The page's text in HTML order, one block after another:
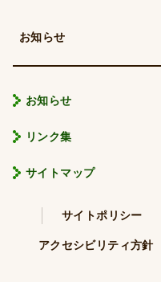
お知らせ
お知らせ
リンク集
サイトマップ
サイトポリシー
アクセシビリティ方針